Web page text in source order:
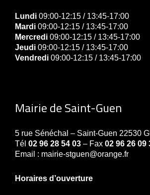
Lundi 09:00-12:15 / 13:45-17:00
Mardi 09:00-12:15 / 13:45-17:00
Mercredi 09:00-12:15 / 13:45-17:00
Jeudi 09:00-12:15 / 13:45-17:00
Vendredi 09:00-12:15 / 13:45-17:00
Mairie de Saint-Guen
5 rue Sénéchal – Saint-Guen 22530
Tél 02 96 28 54 03 – Fax 02 96 26 09
Email : mairie-stguen@orange.fr
Horaires d’ouverture